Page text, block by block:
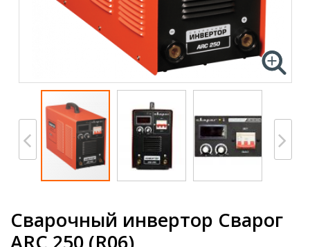
Сварочный инвертор Сварог
ARC 250 (R06)